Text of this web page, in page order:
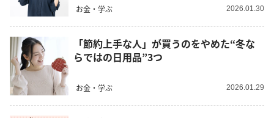
お金・学ぶ 2026.01.30
「節約上手な人」が買うのをやめた“冬な
らではの日用品”3つ
お金・学ぶ 2026.01.29